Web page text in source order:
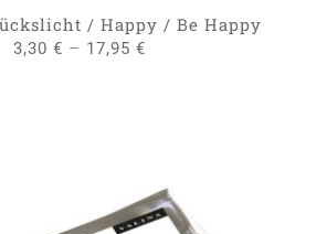
GEWÄHLT
/ Happy / Be Happy
3,30 € – 17,95 €